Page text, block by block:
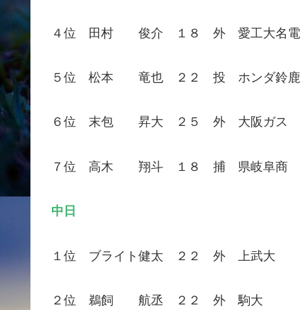
４位 田村 俊介 １８ 外 愛工大名電
５位 松本 竜也 ２２ 投 ホンダ鈴鹿
６位 末包 昇大 ２５ 外 大阪ガス
７位 高木 翔斗 １８ 捕 県岐阜商
中日
１位 ブライト健太 ２２ 外 上武大
２位 鵜飼 航丞 ２２ 外 駒大